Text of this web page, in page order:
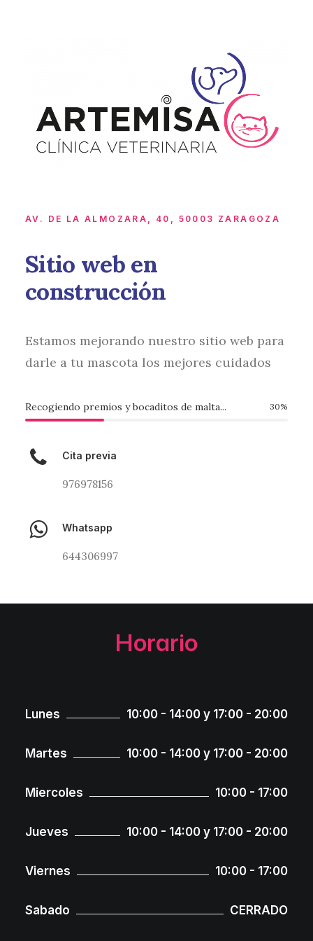
AV. DE LA ALMOZARA, 40, 50003 ZARAGOZA
Sitio web en
construcción
Estamos mejorando nuestro sitio web para
darle a tu mascota los mejores cuidados
Recogiendo premios y bocaditos de malta... 30%
Cita previa
976978156
Whatsapp
644306997
Horario
Lunes 10:00 - 14:00 y 17:00 - 20:00
Martes 10:00 - 14:00 y 17:00 - 20:00
Miercoles 10:00 - 17:00
Jueves 10:00 - 14:00 y 17:00 - 20:00
Viernes 10:00 - 17:00
Sabado CERRADO